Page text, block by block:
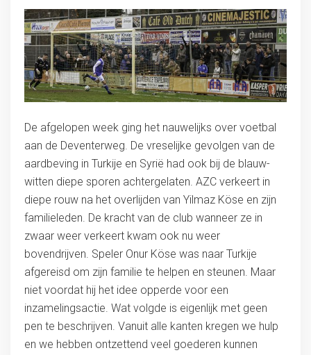
De afgelopen week ging het nauwelijks over voetbal
aan de Deventerweg. De vreselijke gevolgen van de
aardbeving in Turkije en Syrië had ook bij de blauw-
witten diepe sporen achtergelaten. AZC verkeert in
diepe rouw na het overlijden van Yilmaz Köse en zijn
familieleden. De kracht van de club wanneer ze in
zwaar weer verkeert kwam ook nu weer
bovendrijven. Speler Onur Köse was naar Turkije
afgereisd om zijn familie te helpen en steunen. Maar
niet voordat hij het idee opperde voor een
inzamelingsactie. Wat volgde is eigenlijk met geen
pen te beschrijven. Vanuit alle kanten kregen we hulp
en we hebben ontzettend veel goederen kunnen